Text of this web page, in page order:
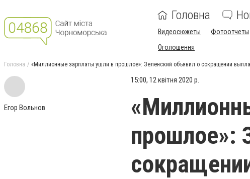
Головна
Видеосюжеты Фотоотчеты
Оголошення
Головна «Миллионные зарплаты ушли в прошлое»: Зеленский объявил о сокращении
Егор Вольнов
15:00, 12 квітня 2020 р.
прошлое»: